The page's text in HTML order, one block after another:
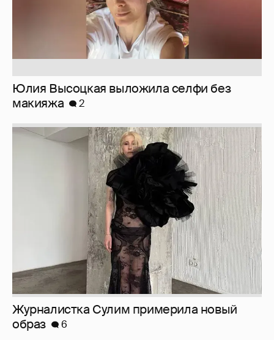
Юлия Высоцкая выложила селфи без
макияжа
2
Журналистка Сулим примерила новый
образ
6